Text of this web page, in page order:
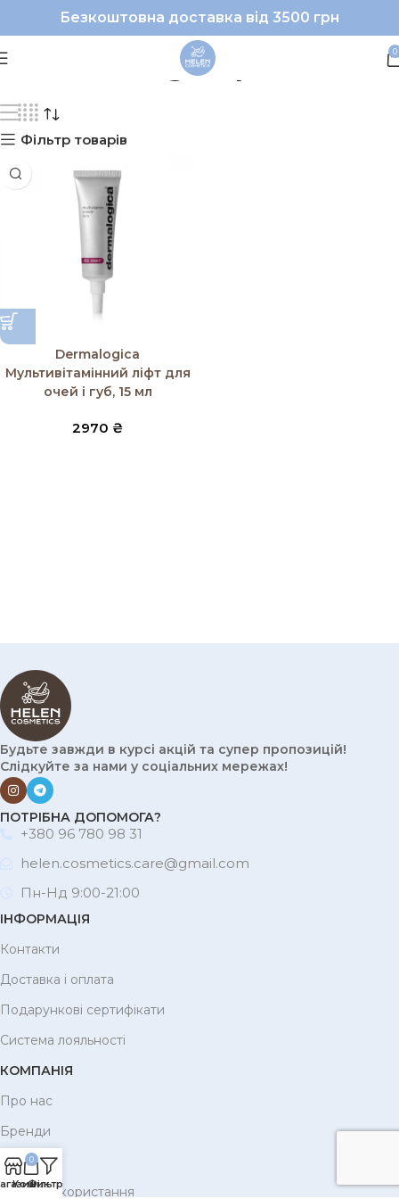
Безкоштовна доставка від 3500 грн
0
Фільтр товарів
Dermalogica
Мультивітамінний ліфт для
очей і губ, 15 мл
2970 ₴
Будьте завжди в курсі акцій та супер пропозицій!
Слідкуйте за нами у соціальних мережах!
ПОТРІБНА ДОПОМОГА?
+380 96 780 98 31
helen.cosmetics.care@gmail.com
Пн-Нд 9:00-21:00
ІНФОРМАЦІЯ
Контакти
Доставка і оплата
Подарункові сертифікати
Система лояльності
КОМПАНІЯ
Про нас
Бренди
Корисне
Умови використання
0
Кошик
Фільтри